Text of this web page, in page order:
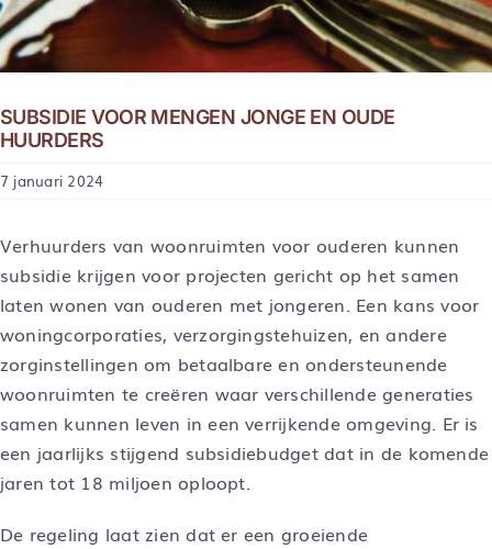
SUBSIDIE VOOR MENGEN JONGE EN OUDE
HUURDERS
7 januari 2024
Verhuurders van woonruimten voor ouderen kunnen
subsidie krijgen voor projecten gericht op het samen
laten wonen van ouderen met jongeren. Een kans voor
woningcorporaties, verzorgingstehuizen, en andere
zorginstellingen om betaalbare en ondersteunende
woonruimten te creëren waar verschillende generaties
samen kunnen leven in een verrijkende omgeving. Er is
een jaarlijks stijgend subsidiebudget dat in de komende
jaren tot 18 miljoen oploopt.
De regeling laat zien dat er een groeiende